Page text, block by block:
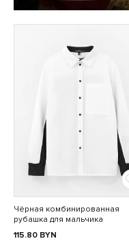
Чёрная комбинированная
рубашка для мальчика
115.80 BYN